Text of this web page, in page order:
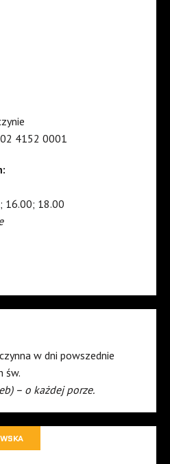
4152 0001
16.00; 18.00
czynna w dni powszednie
św.
– o każdej porze.